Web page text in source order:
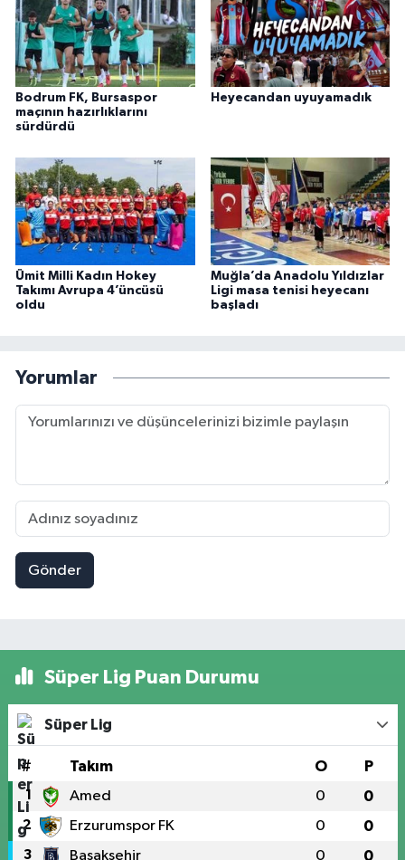
Bodrum FK, Bursaspor
maçının hazırlıklarını
sürdürdü
Heyecandan uyuyamadık
Ümit Milli Kadın Hokey
Takımı Avrupa 4’üncüsü
oldu
Muğla’da Anadolu Yıldızlar
Ligi masa tenisi heyecanı
başladı
Yorumlar
Gönder
Süper Lig Puan Durumu
Süper Lig
# Takım O P
1 Amed 0 0
2 Erzurumspor FK 0 0
3 Başakşehir 0 0